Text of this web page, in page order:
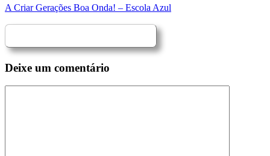
A Criar Gerações Boa Onda! – Escola Azul
Deixe um comentário